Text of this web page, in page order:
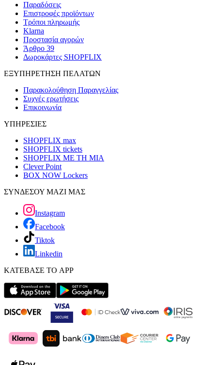
Παραδόσεις
Επιστροφές προϊόντων
Τρόποι πληρωμής
Klarna
Προστασία αγορών
Άρθρο 39
Δωροκάρτες SHOPFLIX
ΕΞΥΠΗΡΕΤΗΣΗ ΠΕΛΑΤΩΝ
Παρακολούθηση Παραγγελίας
Συχνές ερωτήσεις
Επικοινωνία
ΥΠΗΡΕΣΙΕΣ
SHOPFLIX max
SHOPFLIX tickets
SHOPFLIX ΜΕ ΤΗ ΜΙΑ
Clever Point
BOX NOW Lockers
ΣΥΝΔΕΣΟΥ ΜΑΖΙ ΜΑΣ
Instagram
Facebook
Tiktok
Linkedin
ΚΑΤΕΒΑΣΕ ΤΟ APP